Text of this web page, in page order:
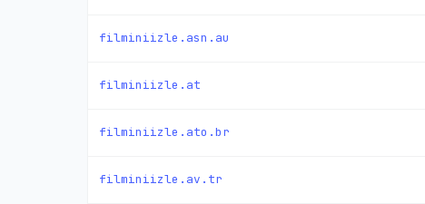
filminiizle.asn.au
filminiizle.at
filminiizle.ato.br
filminiizle.av.tr